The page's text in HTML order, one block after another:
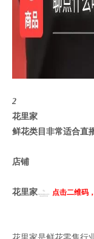
2
花里家
鲜花类目非常适合直
店铺
花里家 点击二维码